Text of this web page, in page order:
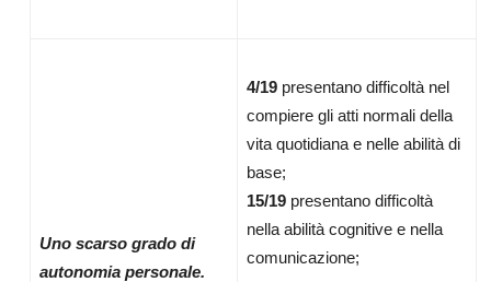
Uno scarso grado di
autonomia personale.
4/19 presentano difficoltà nel
compiere gli atti normali della
vita quotidiana e nelle abilità di
base;
15/19 presentano difficoltà
nella abilità cognitive e nella
comunicazione;